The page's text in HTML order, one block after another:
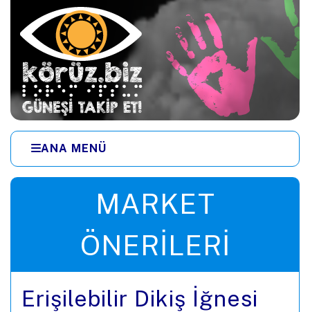
Ana içeriğe zıpla
ANA MENÜ
MARKET
ÖNERILERI
Erişilebilir Dikiş İğnesi
Menüye zıpla